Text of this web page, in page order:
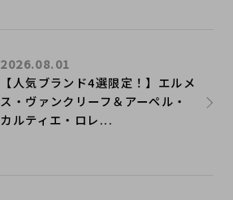
【人気ブランド4選限定！】エルメ
ス・ヴァンクリーフ＆アーペル・
カルティエ・ロレ...
2026.08.01